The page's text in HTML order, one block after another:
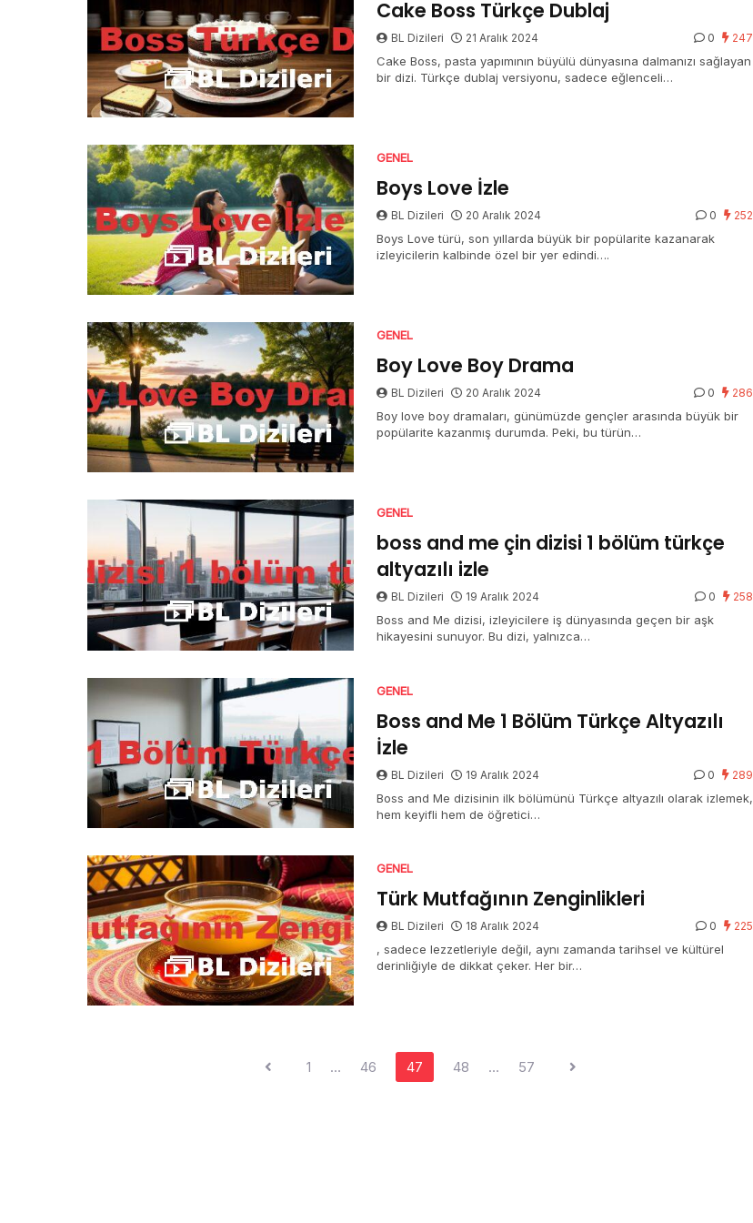
Cake Boss Türkçe Dublaj
BL Dizileri 21 Aralık 2024 0 247
Cake Boss, pasta yapımının büyülü dünyasına dalmanızı sağlayan
bir dizi. Türkçe dublaj versiyonu, sadece eğlenceli…
GENEL
Boys Love İzle
BL Dizileri 20 Aralık 2024 0 252
Boys Love türü, son yıllarda büyük bir popülarite kazanarak
izleyicilerin kalbinde özel bir yer edindi….
GENEL
Boy Love Boy Drama
BL Dizileri 20 Aralık 2024 0 286
Boy love boy dramaları, günümüzde gençler arasında büyük bir
popülarite kazanmış durumda. Peki, bu türün…
GENEL
boss and me çin dizisi 1 bölüm türkçe
altyazılı izle
BL Dizileri 19 Aralık 2024 0 258
Boss and Me dizisi, izleyicilere iş dünyasında geçen bir aşk
hikayesini sunuyor. Bu dizi, yalnızca…
GENEL
Boss and Me 1 Bölüm Türkçe Altyazılı
İzle
BL Dizileri 19 Aralık 2024 0 289
Boss and Me dizisinin ilk bölümünü Türkçe altyazılı olarak izlemek,
hem keyifli hem de öğretici…
GENEL
Türk Mutfağının Zenginlikleri
BL Dizileri 18 Aralık 2024 0 225
, sadece lezzetleriyle değil, aynı zamanda tarihsel ve kültürel
derinliğiyle de dikkat çeker. Her bir…
1 … 46 47 48 … 57